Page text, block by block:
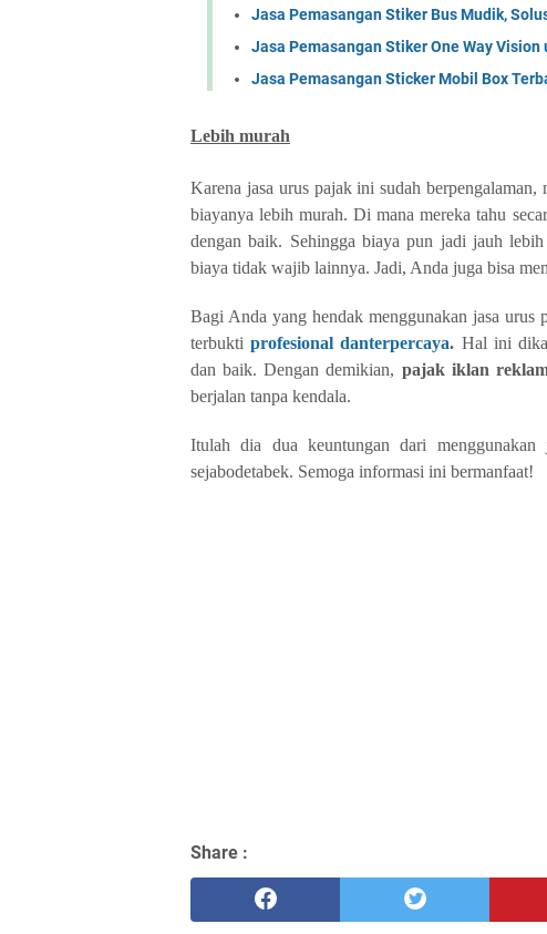
Jasa Pemasangan Stiker Bus Mudik,
Jasa Pemasangan Stiker One Way Vision
Jasa Pemasangan Sticker Mobil Box
Lebih murah
Karena jasa urus pajak ini sudah
biayanya lebih murah. Di mana mereka tahu
dengan baik. Sehingga biaya pun jadi jauh
biaya tidak wajib lainnya. Jadi, Anda juga bisa
Bagi Anda yang hendak menggunakan jasa
terbuktiprofesional danterpercaya. Hal ini
dan baik. Dengan demikian, pajak iklan
berjalan tanpa kendala.
Itulah dia dua keuntungan dari
sejabodetabek. Semoga informasi ini bermanfaat!
Share :